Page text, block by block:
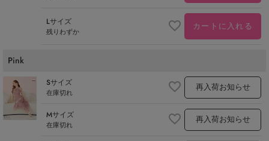
Lサイズ
残りわずか カートに入れる
Pink
Sサイズ
在庫切れ 再入荷お知らせ
Mサイズ
在庫切れ 再入荷お知らせ